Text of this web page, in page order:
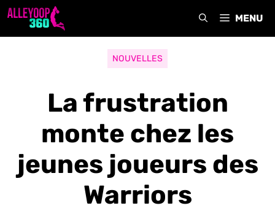
Aller
MENU
NOUVELLES
La frustration
monte chez les
jeunes joueurs des
Warriors